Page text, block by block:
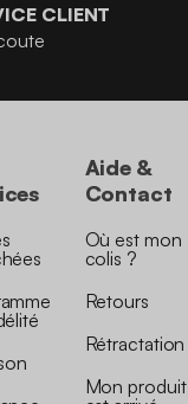
CLIENT
Aide &
Contact
Où est mon
colis ?
Retours
Rétractation
Mon produit